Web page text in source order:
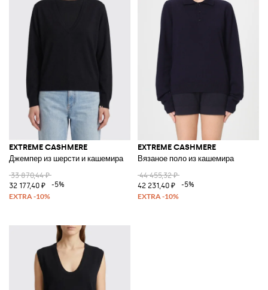
EXTREME CASHMERE
Джемпер из шерсти и кашемира
33 870,44 ₽
32 177,40 ₽
-5%
EXTREME CASHMERE
Вязаное поло из кашемира
44 455,32 ₽
42 231,40 ₽
-5%